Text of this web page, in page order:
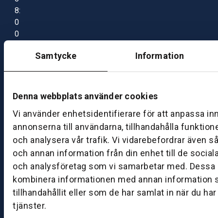
Samtycke Information
Denna webbplats använder cookies
Vi använder enhetsidentifierare för att anpassa
annonserna till användarna, tillhandahålla
och analysera vår trafik. Vi vidarebefordrar även
och annan information från din enhet till de
och analysföretag som vi samarbetar med. Dessa
kombinera informationen med annan information
tillhandahållit eller som de har samlat in när du
tjänster.
8:
0
0
7:
0
B
S
k
ö
v
d